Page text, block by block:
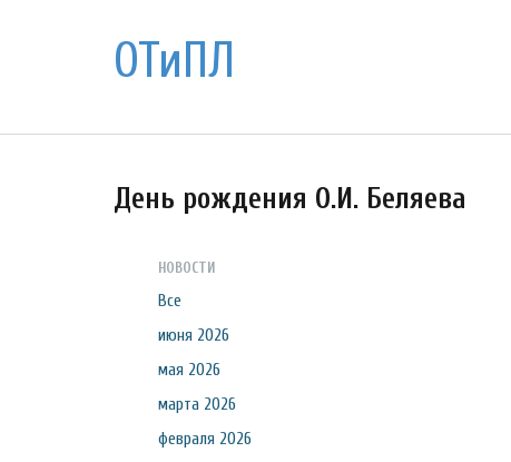
ОТиПЛ
День рождения О.И. Беляева
НОВОСТИ
Все
июня 2026
мая 2026
марта 2026
февраля 2026